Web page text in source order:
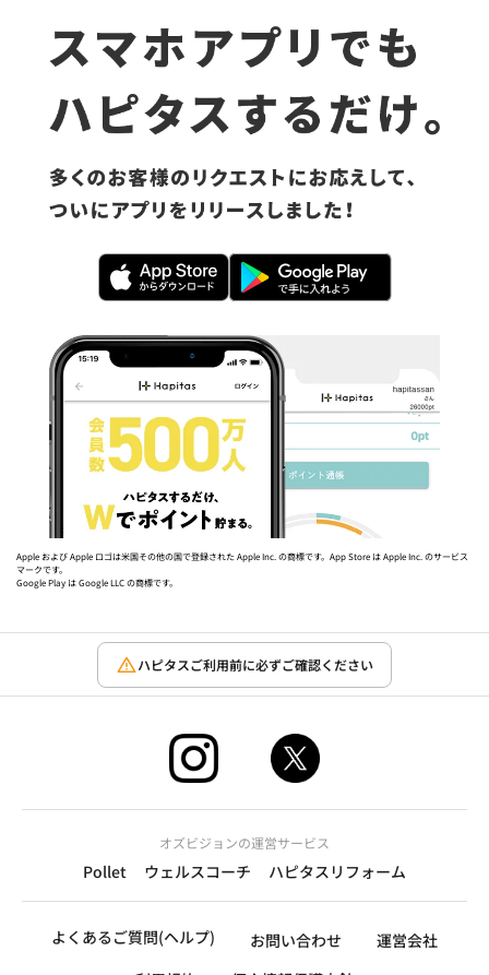
Apple および Apple ロゴは米国その他の国で登録された Apple Inc. の商標です。App Store は Apple Inc. のサービス
マークです。
Google Play は Google LLC の商標です。
ハピタスご利用前に必ずご確認ください
オズビジョンの運営サービス
Pollet ウェルスコーチ ハピタスリフォーム
よくあるご質問(ヘルプ) お問い合わせ
運営会社